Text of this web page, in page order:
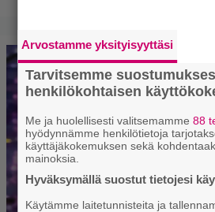
Arvostamme yksityisyyttäsi
Tarvitsemme
henkilökohtaisen
Me ja huolellisesti valitsemamme88
hyödynnämme henkilötietoja
käyttäjäkokemuksen sekä
mainoksia.
Hyväksymällä suostut tietojesi
Käytämme laitetunnisteita ja